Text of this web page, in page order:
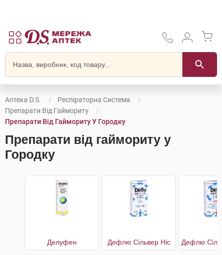
Аптека D.S.
Респіраторна Система
Препарати Від Гаймориту
Препарати Від Гаймориту У Городку
Препарати від гаймориту у
Городку
Делуфен Дефлю Сільвер Ніс